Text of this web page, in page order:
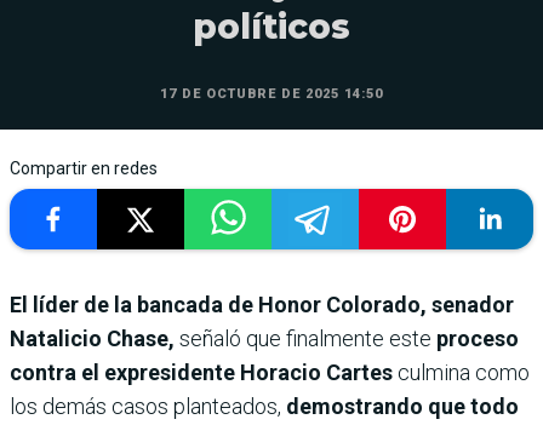
políticos
17 DE OCTUBRE DE 2025 14:50
Compartir en redes
El líder de la bancada de Honor Colorado, senador
Natalicio Chase, señaló que finalmente este proceso
contra el expresidente Horacio Cartes culmina como
los demás casos planteados, demostrando que todo